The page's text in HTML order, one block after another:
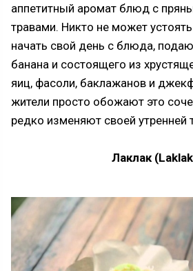
аппетитный аромат блюд с
травами. Никто не может
начать свой день с блюда,
банана и состоящего из
яиц, фасоли, баклажанов и
жители просто обожают это
редко изменяют своей утренней
Лаклак